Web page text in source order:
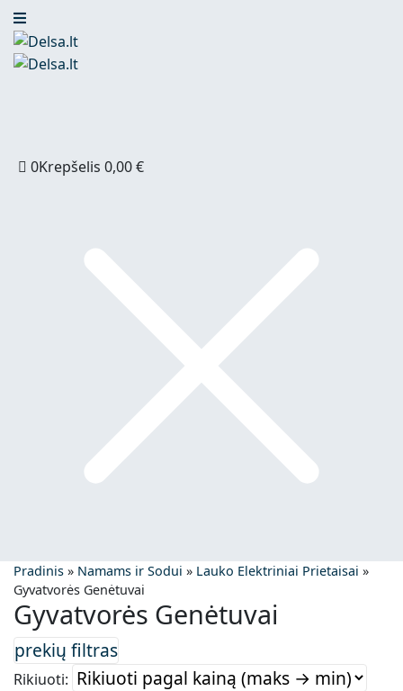
0Krepšelis0,00€
Pradinis » Namams ir Sodui » Lauko Elektriniai Prietaisai »
Gyvatvorės Genėtuvai
Gyvatvorės Genėtuvai
Rikiuoti: